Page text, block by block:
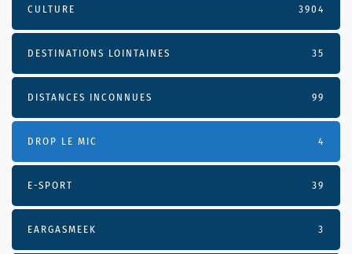
CULTURE 3904
DESTINATIONS LOINTAINES 35
DISTANCES INCONNUES 99
DROP LE MIC 4
E-SPORT 39
EARGASMEEK 3